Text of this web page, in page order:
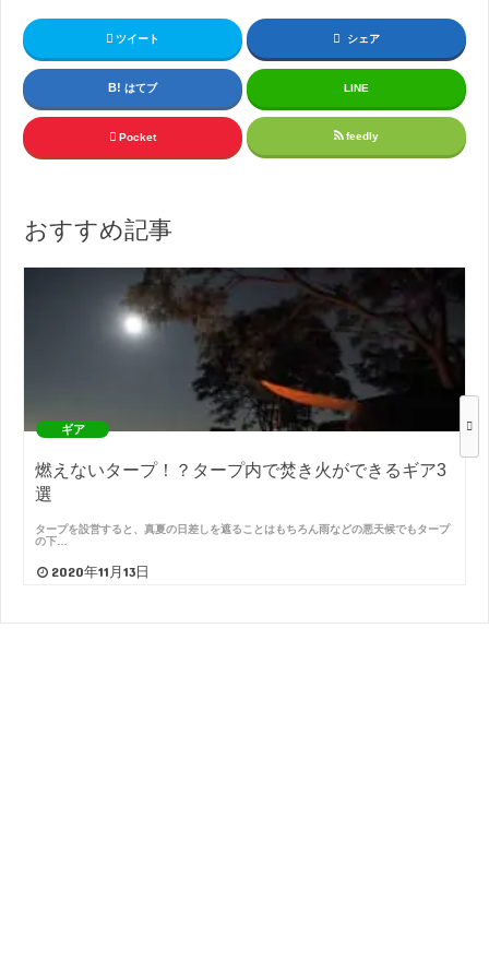
ツイート シェア
はてブ LINE
Pocket feedly
おすすめ記事
ギア
燃えないタープ！？タープ内で焚き火ができるギア3
選
タープを設営すると、真夏の日差しを遮ることはもちろん雨などの悪天候でもタープ
の下…
2020年11月13日